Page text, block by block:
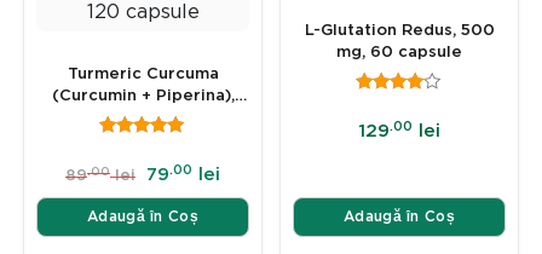
Turmeric Curcuma
(Curcumin + Piperina),
2200 mg, 120 capsule
89.00 lei 79 .00 lei
Adaugă în Coș
L-Glutation Redus, 500
mg, 60 capsule
129 .00 lei
Adaugă în Coș